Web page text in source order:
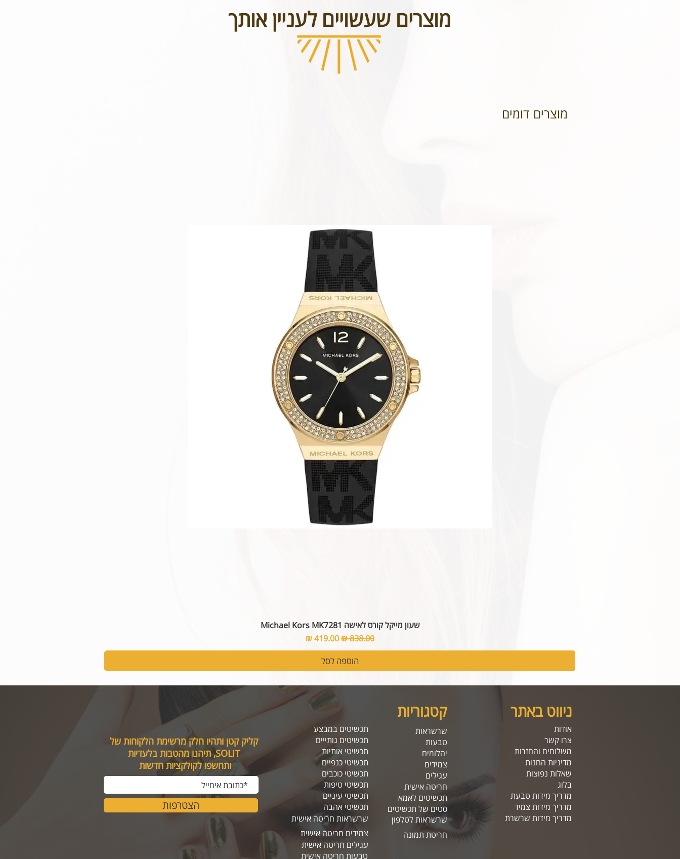
מוצרים שעשויים לעניין אותך
מוצרים דומים
שעון מייקל קורס לאישה Michael Kors MK7281
מחיר רגיל מחיר מבצע
הוספה לסל
קטגוריות ניווט באתר
קליק קטן ותהיו חלק מרשימת הלקוחות של
SOLIT, תיהנו מהטבות בלעדיות
ותחשפו לקולקציות חדשות
הצטרפות
שרשראות
טבעות
יהלומים
צמידים
עגילים
חריטה אישית
תכשיטים לאמא
סטים של תכשיטים
תכשיטים במבצע
תכשיטים גותייים
תכשיטי אותיות
תכשיטי כנפיים
תכשיטי כוכבים
תכשיטי טיפות
תכשיטי עיניים
תכשיטי אהבה
שרשראות חריטה אישית
צמידים חריטה אישית
שרשראות לטלפון
אודות
צרו קשר
משלוחים והחזרות
מדיניות החנות
שאלות נפוצות
בלוג
מדריך מידות טבעת
מדריך מידות צמיד
מדריך מידות שרשרת
עגילים חריטה אישית
חריטת תמונה
טבעות חריטה אישית